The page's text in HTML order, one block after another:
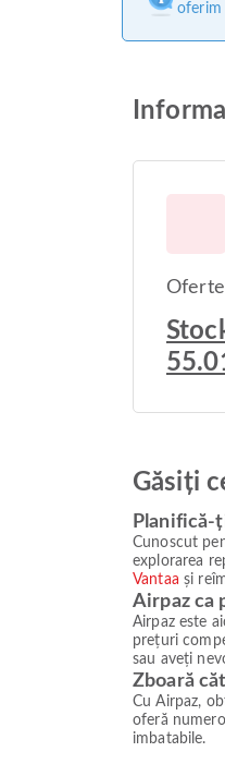
oferim
Găsiți
Planifică-
Cunoscut
explorarea
Vantaa și
Airpaz ca
Airpaz este
prețuri
sau aveți
Zboară
Cu Airpaz,
oferă
imbatabile.